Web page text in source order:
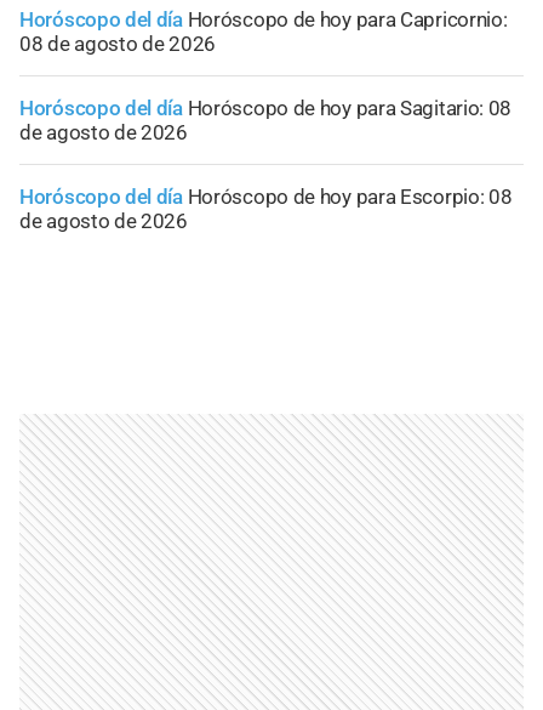
Horóscopo del día Horóscopo de hoy para Capricornio:
08 de agosto de 2026
Horóscopo del día Horóscopo de hoy para Sagitario: 08
de agosto de 2026
Horóscopo del día Horóscopo de hoy para Escorpio: 08
de agosto de 2026